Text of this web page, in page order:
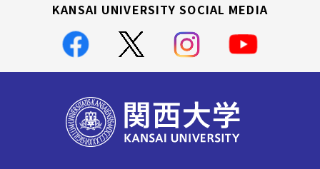
KANSAI UNIVERSITY SOCIAL MEDIA